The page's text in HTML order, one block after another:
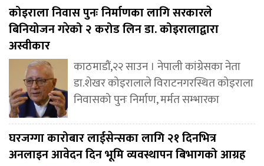
कोइराला निवास पुनः निर्माणका लागि सरकारले
बिनियोजन गरेको २ करोड लिन डा. कोइरालाद्वारा
अस्वीकार
काठमाडौं,२२ साउन । नेपाली कांग्रेसका नेता
डा.शेखर कोइरालाले विराटनगरस्थित कोइराला
निवासको पुनः निर्माण, मर्मत सम्भारका
घरजग्गा कारोबार लाईसेन्सका लागि २१ दिनभित्र
अनलाइन आवेदन दिन भूमि व्यवस्थापन बिभागको आग्रह